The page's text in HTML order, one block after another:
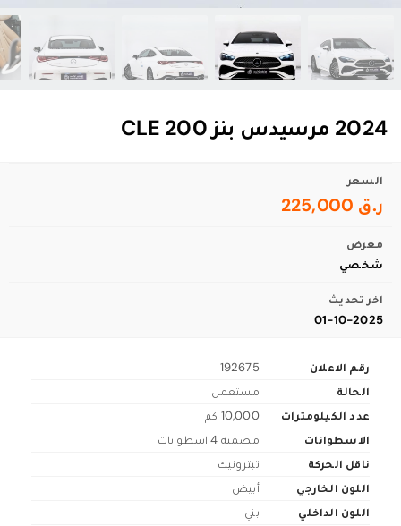
2024 مرسيدس بنز CLE 200
السعر
ر.ق 225,000
معرض
شخصي
اخر تحديث
01-10-2025
رقم الاعلان
192675
الحالة
مستعمل
عدد الكيلومترات
10,000 كم
الاسطوانات
مضمنة 4 اسطوانات
ناقل الحركة
تبترونيك
اللون الخارجي
أبيض
اللون الداخلي
بني